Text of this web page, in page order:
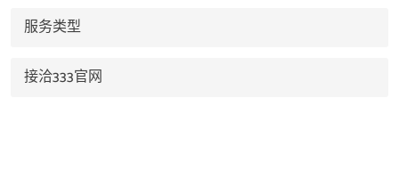
服务类型
接洽333官网